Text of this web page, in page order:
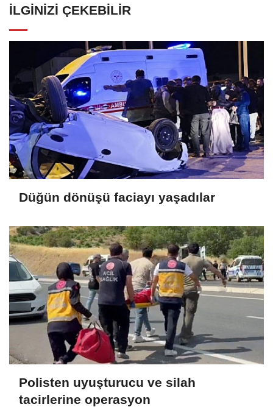
İLGINIZI ÇEKEBILIR
Düğün dönüşü faciayı yaşadılar
Polisten uyuşturucu ve silah
tacirlerine operasyon